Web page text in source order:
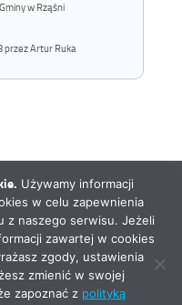
w Rząśni
przez Artur Ruka
Używamy informacji
w celu zapewnienia
z naszego serwisu. Jeżeli
zawartej w cookies
zgody, ustawienia
zmienić w swojej
zapoznać z polityką